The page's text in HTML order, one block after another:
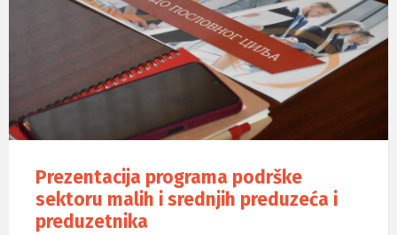
Prezentacija programa podrške
sektoru malih i srednjih preduzeća i
preduzetnika